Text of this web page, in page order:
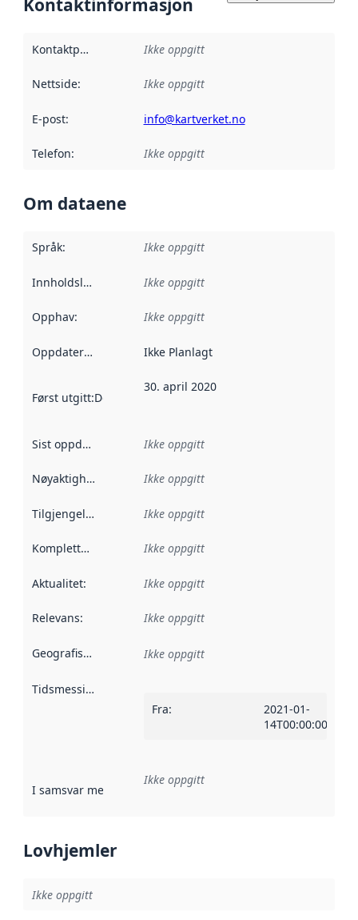
Kontaktinformasjon
Kontaktpunkt Ikke oppgitt
Nettside: Ikke oppgitt
E-post: info@kartverket.no
Telefon: Ikke oppgitt
Om dataene
Språk: Ikke oppgitt
Innholdsleverandører :
Ikke oppgitt
Opphav: Ikke oppgitt
Oppdateringsfrekvens :
Ikke Planlagt
Først utgitt:Denne datoen sier når dataene i dette
30. april 2020
Sist oppdatert Ikke oppgitt
Nøyaktighet Ikke oppgitt
Tilgjengelighet Ikke oppgitt
Kompletthet Ikke oppgitt
Aktualitet: Ikke oppgitt
Relevans: Ikke oppgitt
Geografisk avgrensning :
Ikke oppgitt
Tidsmessig avgrensning
Fra:
2021-01-
14T00:00:00Z
I samsvar med Referanse til en implementasjonsregel
Ikke oppgitt
Lovhjemler
Ikke oppgitt